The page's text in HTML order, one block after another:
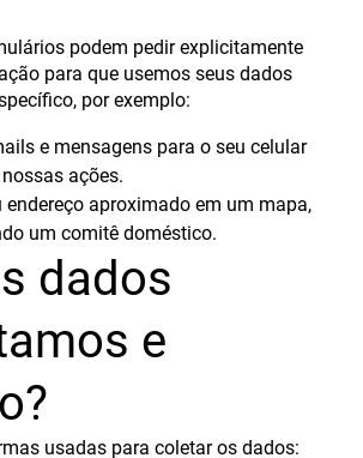
podem pedir explicitamente
para que usemos seus dados
por exemplo:
e mensagens para o seu celular
ações.
endereço aproximado em um mapa,
um comitê doméstico.
dados
e
usadas para coletar os dados: